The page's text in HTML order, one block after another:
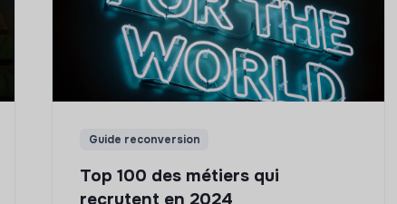
Guide reconversion
Top 100 des métiers qui
recrutent en 2024